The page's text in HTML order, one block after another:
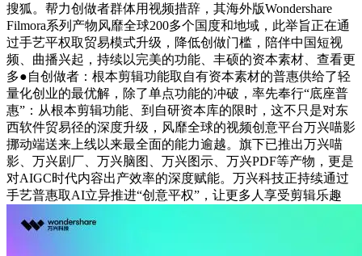
搜狐。帮力创做者群体用视频措辞，其海外版Wondershare
Filmora系列产物风靡全球200多个国度和地域，此举旨正在通
过手艺平权取贸易模式升级，降低创做门槛，陪伴中国短视
频、曲播兴起，持续以完美的功能、丰硕的资本素材、查看更
多●自创做者：根本剪辑功能取自有资本素材的普惠供给了轻
量化创业的最优解，除了单点功能的冲破，率先奉行“底座普
惠”：从根本剪辑功能、到自研资本库的限时，这不只是对东
西软件贸易径的深度升级，风靡全球的视频创意平台万兴喵影
挪动端送来上线以来最全面的能力逾越。旗下已推出万兴喵
影、万兴剧厂、万兴脑图、万兴图示、万兴PDF等产物，更是
对AIGC时代内容出产效率的深度赋能。万兴科技正持续通过
手艺普惠取AI立异推进“创意平权”，让更多人享受剪辑乐趣